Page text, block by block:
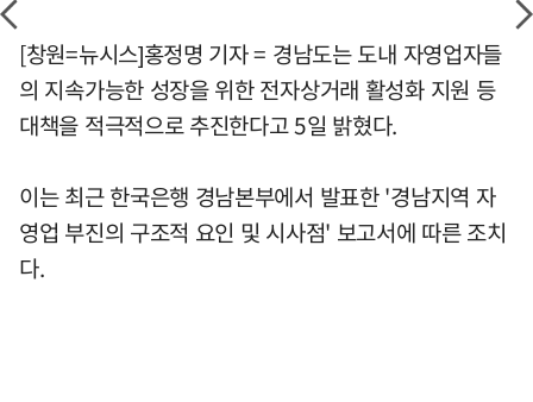
[창원=뉴시스]홍정명 기자 = 경남도는 도내 자영업자들
의 지속가능한 성장을 위한 전자상거래 활성화 지원 등
대책을 적극적으로 추진한다고 5일 밝혔다.
이는 최근 한국은행 경남본부에서 발표한 '경남지역 자
영업 부진의 구조적 요인 및 시사점' 보고서에 따른 조치
다.